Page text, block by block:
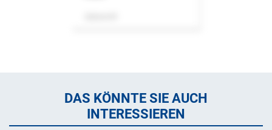
DAS KÖNNTE SIE AUCH
INTERESSIEREN